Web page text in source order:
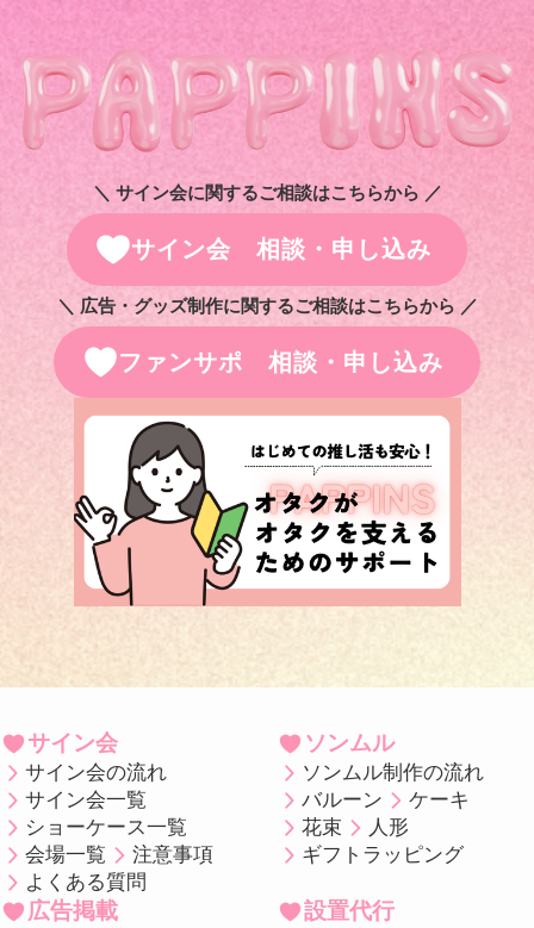
＼ サイン会に関するご相談はこちらから ／
サイン会 相談・申し込み
＼ 広告・グッズ制作に関するご相談はこちらから ／
ファンサポ 相談・申し込み
サイン会
サイン会の流れ
サイン会一覧
ショーケース一覧
会場一覧
注意事項
よくある質問
ソンムル
ソンムル制作の流れ
バルーン
ケーキ
花束
人形
ギフトラッピング
広告掲載 設置代行